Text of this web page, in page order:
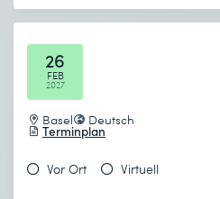
26
FEB
2027
Basel Deutsch
Terminplan
Vor Ort Virtuell